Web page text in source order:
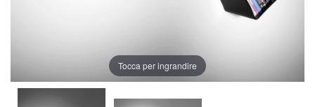
Tocca per ingrandire